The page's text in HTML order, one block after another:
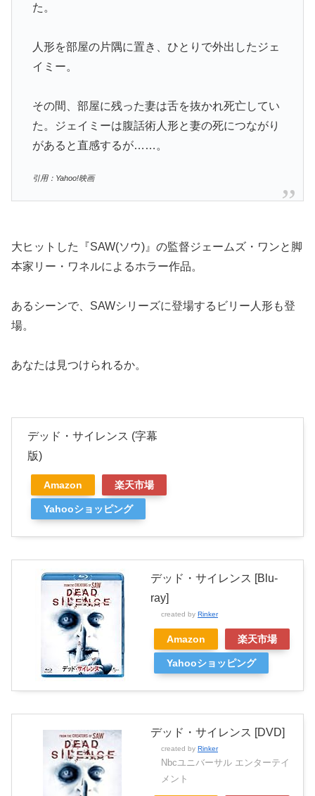
た。
人形を部屋の片隅に置き、ひとりで外出したジェ
イミー。
その間、部屋に残った妻は舌を抜かれ死亡してい
た。ジェイミーは腹話術人形と妻の死につながり
があると直感するが……。
引用：Yahoo!映画
大ヒットした『SAW(ソウ)』の監督ジェームズ・ワンと脚
本家リー・ワネルによるホラー作品。
あるシーンで、SAWシリーズに登場するビリー人形も登
場。
あなたは見つけられるか。
デッド・サイレンス (字幕
版)
Amazon 楽天市場
Yahooショッピング
デッド・サイレンス [Blu-
ray]
created by Rinker
Amazon 楽天市場
Yahooショッピング
デッド・サイレンス [DVD]
created by Rinker
Nbcユニバーサル エンターテイ
メント